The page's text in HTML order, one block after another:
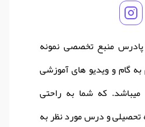
منبع تخصصی نمونه
گام و ویدیو های آموزشی
که شما به راحتی
تحصیلی و درس مورد نظر به